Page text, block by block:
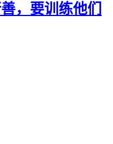
，要训练他们